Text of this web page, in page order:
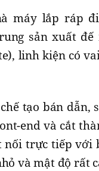
máy lắp ráp
sản xuất đế
linh kiện có
tạo bán dẫn,
end và cắt
nối trực tiếp với
và mật độ rất